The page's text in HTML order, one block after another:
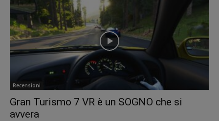
Recensioni
Gran Turismo 7 VR è un SOGNO che si
avvera